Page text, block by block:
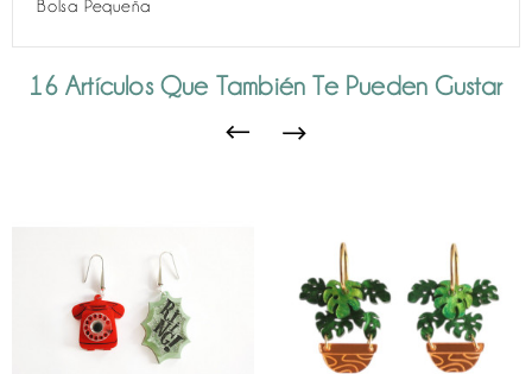
Bolsa Pequeña
16 Artículos Que También Te Pueden Gustar